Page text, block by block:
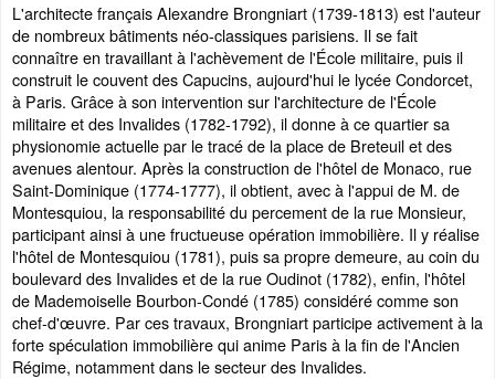
L'architecte français Alexandre Brongniart (1739-1813) est l'auteur
de nombreux bâtiments néo-classiques parisiens. Il se fait
connaître en travaillant à l'achèvement de l'École militaire, puis il
construit le couvent des Capucins, aujourd'hui le lycée Condorcet,
à Paris. Grâce à son intervention sur l'architecture de l'École
militaire et des Invalides (1782-1792), il donne à ce quartier sa
physionomie actuelle par le tracé de la place de Breteuil et des
avenues alentour. Après la construction de l'hôtel de Monaco, rue
Saint-Dominique (1774-1777), il obtient, avec à l'appui de M. de
Montesquiou, la responsabilité du percement de la rue Monsieur,
participant ainsi à une fructueuse opération immobilière. Il y réalise
l'hôtel de Montesquiou (1781), puis sa propre demeure, au coin du
boulevard des Invalides et de la rue Oudinot (1782), enfin, l'hôtel
de Mademoiselle Bourbon-Condé (1785) considéré comme son
chef-d'œuvre. Par ces travaux, Brongniart participe activement à la
forte spéculation immobilière qui anime Paris à la fin de l'Ancien
Régime, notamment dans le secteur des Invalides.